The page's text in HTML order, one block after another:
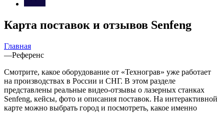
Карта поставок и отзывов Senfeng
Главная
—Референс
Смотрите, какое оборудование от «Технограв» уже работает
на производствах в России и СНГ. В этом разделе
представлены реальные видео-отзывы о лазерных станках
Senfeng, кейсы, фото и описания поставок. На интерактивной
карте можно выбрать город и посмотреть, какое именно